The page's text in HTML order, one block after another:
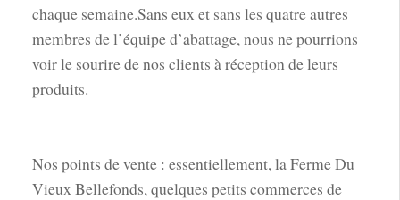
chaque semaine.Sans eux et sans les quatre autres
membres de l’équipe d’abattage, nous ne pourrions
voir le sourire de nos clients à réception de leurs
produits.
Nos points de vente : essentiellement, la Ferme Du
Vieux Bellefonds, quelques petits commerces de